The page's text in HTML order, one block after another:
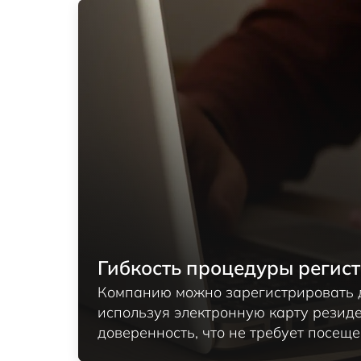
Гибкость процедуры
Компанию можно зарегистрировать
используя электронную карту
доверенность, что не требует